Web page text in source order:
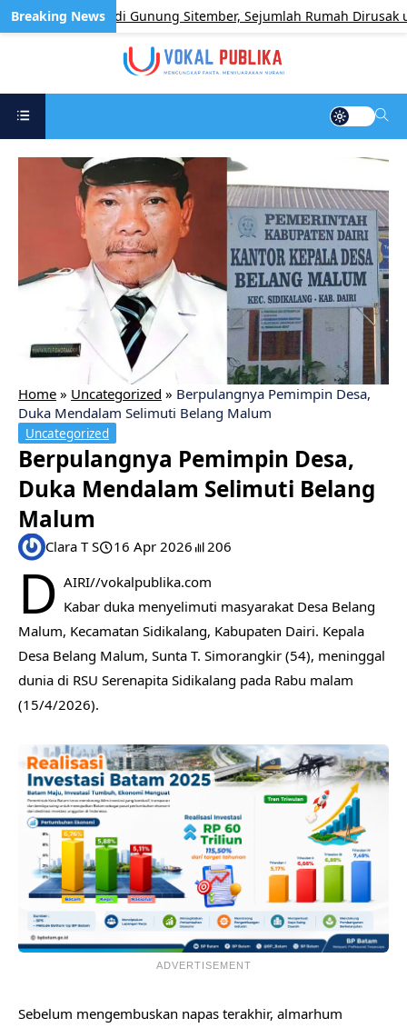
Rumah di Gunung Sitember, Sejumlah Rumah Dirusak
Home » Uncategorized » Berpulangnya Pemimpin Desa,
Duka Mendalam Selimuti Belang Malum
Uncategorized
Berpulangnya Pemimpin Desa,
Duka Mendalam Selimuti Belang
Malum
Clara T S 16 Apr 2026 206
D AIRI//vokalpublika.com
Kabar duka menyelimuti masyarakat Desa Belang
Malum, Kecamatan Sidikalang, Kabupaten Dairi. Kepala
Desa Belang Malum, Sunta T. Simorangkir (54), meninggal
dunia di RSU Serenapita Sidikalang pada Rabu malam
(15/4/2026).
ADVERTISEMENT
Sebelum mengembuskan napas terakhir, almarhum